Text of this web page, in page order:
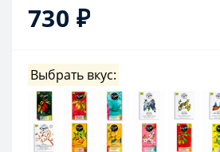
730 ₽
Выбрать вкус: